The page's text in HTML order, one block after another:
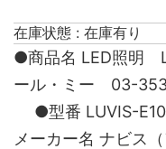
在庫状態 : 在庫有り
●商品名 LED照明
ール・ミー 03-
●型番 LUVIS-
メーカー名 ナビス